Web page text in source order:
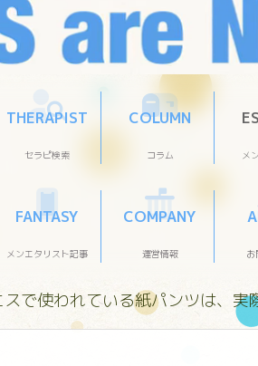
THERAPIST
セラピ検索
COLUMN
コラム メ
FANTASY
メンエタリスト記事
COMPANY
運営情報 お
スで使われている紙パンツは、実